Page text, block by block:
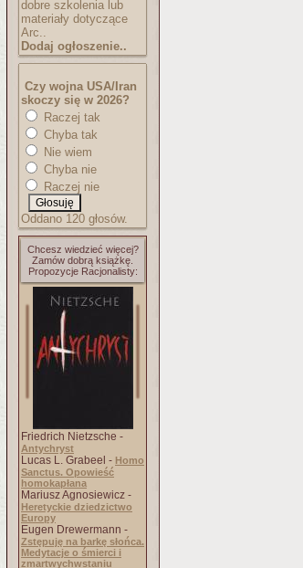
dobre szkolenia lub
materiały dotyczące
Arc..
Dodaj ogłoszenie..
Czy wojna USA/Iran
skoczy się w 2026?
Raczej tak
Chyba tak
Nie wiem
Chyba nie
Raczej nie
Oddano 120 głosów.
Chcesz wiedzieć więcej?
Zamów dobrą książkę.
Propozycje Racjonalisty:
Friedrich Nietzsche -
Antychryst
Lucas L. Grabeel - Homo
Sanctus. Opowieść
homokapłana
Mariusz Agnosiewicz -
Heretyckie dziedzictwo
Europy
Eugen Drewermann -
Zstępuję na barkę słońca.
Medytacje o śmierci i
zmartwychwstaniu